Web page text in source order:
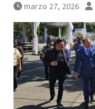
marzo 27, 2026